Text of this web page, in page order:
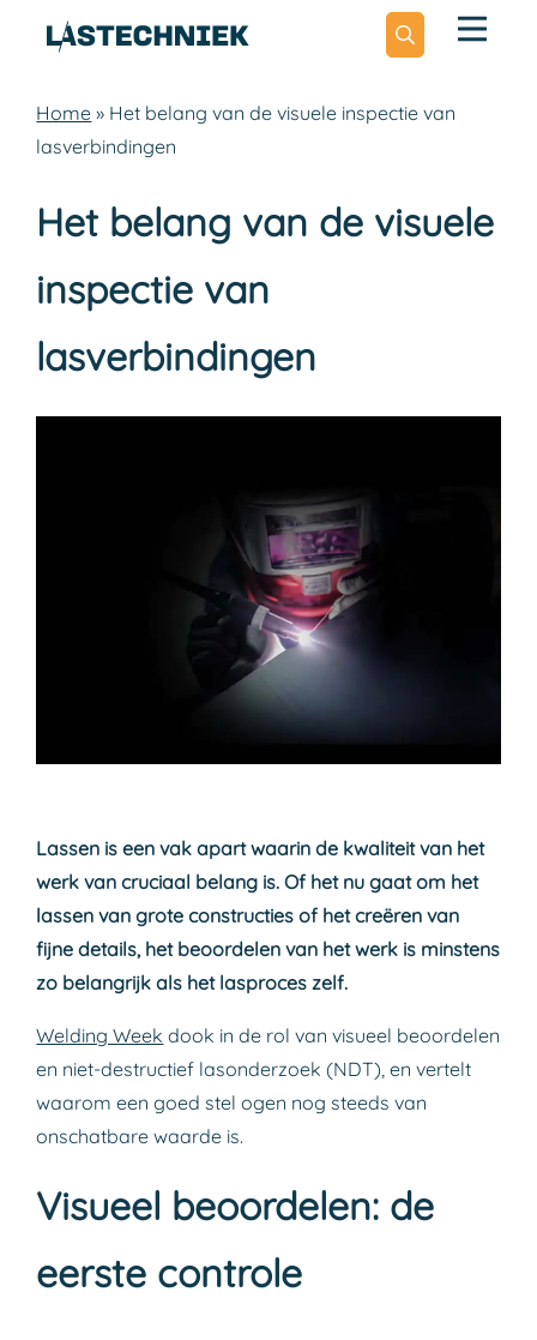
Zoeken
Home » Het belang van de visuele inspectie van
lasverbindingen
Het belang van de visuele
inspectie van
lasverbindingen
Lassen is een vak apart waarin de kwaliteit van het
werk van cruciaal belang is. Of het nu gaat om het
lassen van grote constructies of het creëren van
fijne details, het beoordelen van het werk is minstens
zo belangrijk als het lasproces zelf.
Welding Week dook in de rol van visueel beoordelen
en niet-destructief lasonderzoek (NDT), en vertelt
waarom een goed stel ogen nog steeds van
onschatbare waarde is.
Visueel beoordelen: de
eerste controle